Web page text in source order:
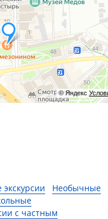
© Яндекс
Необычные
с частным